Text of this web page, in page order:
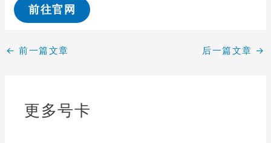
前往官网
← 前一篇文章 后一篇文章 →
更多号卡